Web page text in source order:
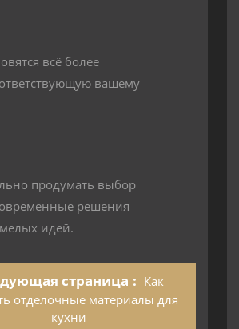
всё более
вашему
продумать выбор
решения
идей.
страница
Как
отделочные материалы для
кухни